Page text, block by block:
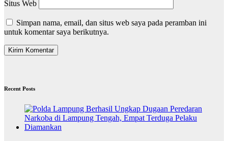
Situs Web
Simpan nama, email, dan situs web saya pada peramban ini
untuk komentar saya berikutnya.
Recent Posts